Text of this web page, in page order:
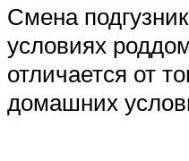
Смена
условиях
отличается от
домашних